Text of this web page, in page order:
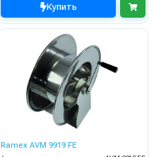
Купить
Ramex AVM 9919 FE